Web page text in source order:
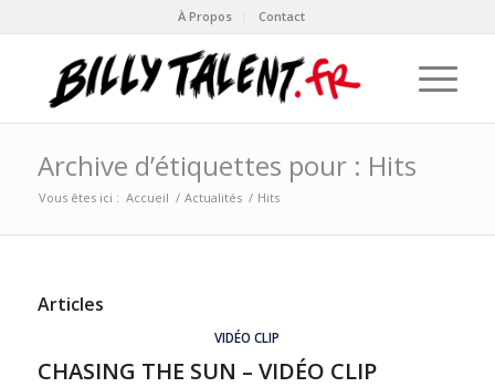
À Propos Contact
Archive d’étiquettes pour : Hits
Vous êtes ici : Accueil / Actualités / Hits
Articles
VIDÉO CLIP
CHASING THE SUN – VIDÉO CLIP